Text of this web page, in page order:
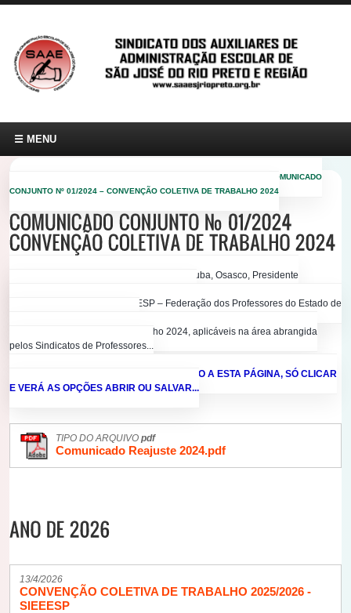
☰ MENU
COMUNICADO
CONJUNTO Nº 01/2024 – CONVENÇÃO COLETIVA DE TRABALHO 2024
Araçatuba, Osasco, Presidente
FEPESP – Federação dos Professores do Estado de
da Convenção Coletiva de Trabalho 2024, aplicáveis na área abrangida
pelos Sindicatos de Professores...
O TEXTO SEGUE LOGO ABAIXO EM ANEXO A ESTA PÁGINA, SÓ CLICAR
E VERÁ AS OPÇÕES ABRIR OU SALVAR...
TIPO DO ARQUIVO pdf
Comunicado Reajuste 2024.pdf
13/4/2026
CONVENÇÃO COLETIVA DE TRABALHO 2025/2026 -
SIEEESP